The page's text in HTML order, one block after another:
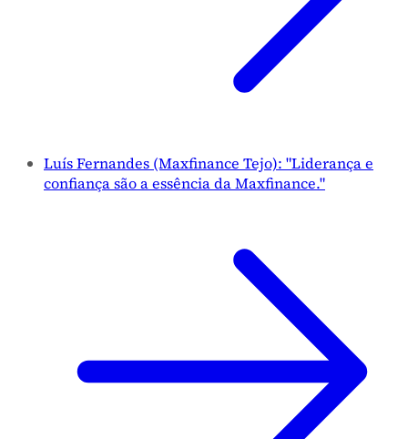
Luís Fernandes (Maxfinance Tejo): "Liderança e
confiança são a essência da Maxfinance."